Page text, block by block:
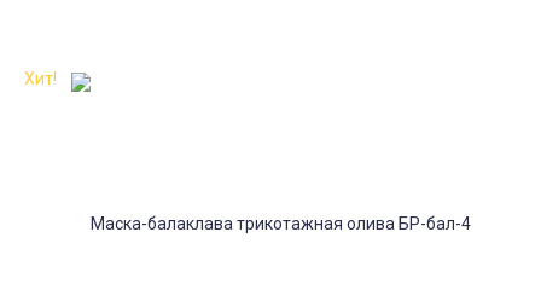
Хит!